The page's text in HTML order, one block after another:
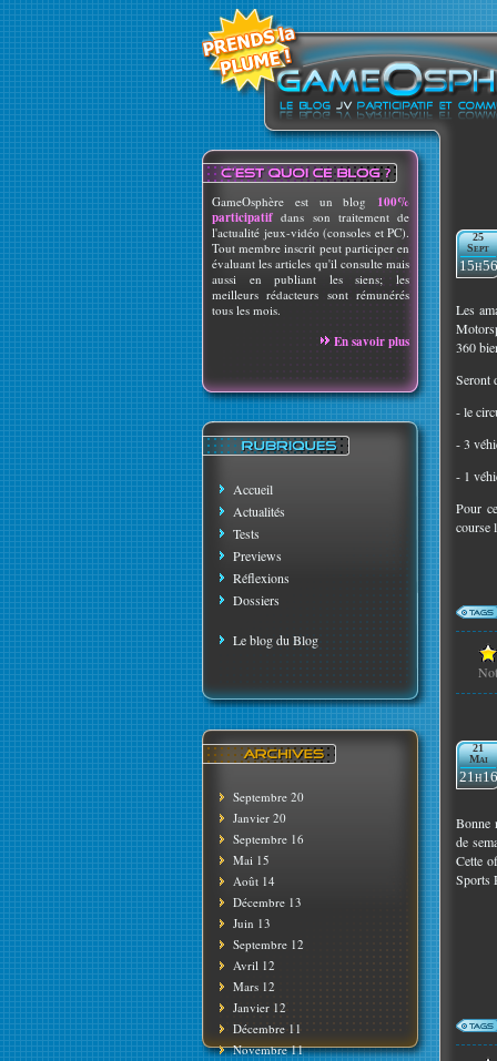
GameOsphère est un blog 100%
participatif dans son traitement de
l'actualité jeux-vidéo (consoles et PC).
Tout membre inscrit peut participer en
évaluant les articles qu'il consulte mais
aussi en publiant les siens; les
meilleurs rédacteurs sont rémunérés
tous les mois.
En savoir plus
Accueil
Actualités
Tests
Previews
Réflexions
Dossiers
Le blog du Blog
Septembre 20
Janvier 20
Septembre 16
Mai 15
Août 14
Décembre 13
Juin 13
Septembre 12
Avril 12
Mars 12
Janvier 12
Décembre 11
Novembre 11
25
Sept
15h56
Les
360
Seront
- le
- 3
- 1
Pour
course
21
Mai
21h16
Bonne
de
Cette
Sports